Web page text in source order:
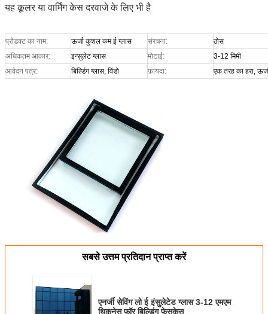
यह कूलर या वार्मिंग केस दरवाजे के लिए भी है
प्रोडक्ट का नाम: ऊर्जा कुशल कम ई ग्लास संरचना:
ठोस
अधिकतम आकार:
इन्सुलेट ग्लास मोटाई:
3-12 मिमी
आवेदन पत्र:
बिल्डिंग ग्लास, विंडो फ़ायदा: एक तरह का हरा,
सबसे उत्तम प्रतिदान प्राप्त करें
एनर्जी सेविंग लो ई इंसुलेटेड ग्लास 3-12 एमएम
थिकनेस फॉर बिल्डिंग फेसकेस